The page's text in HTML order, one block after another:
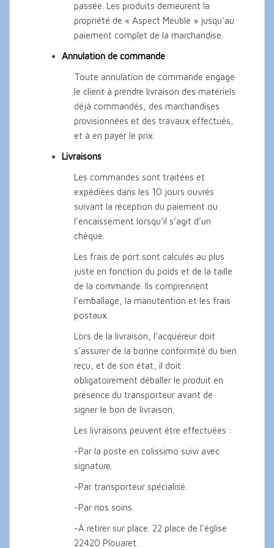
passée. Les produits demeurent la
propriété de « Aspect Meuble » jusqu’au
paiement complet de la marchandise.
Annulation de commande
Toute annulation de commande engage
le client à prendre livraison des matériels
déjà commandés, des marchandises
provisionnées et des travaux effectués,
et à en payer le prix.
Livraisons
Les commandes sont traitées et
expédiées dans les 10 jours ouvrés
suivant la réception du paiement ou
l’encaissement lorsqu’il s’agit d’un
chèque.
Les frais de port sont calculés au plus
juste en fonction du poids et de la taille
de la commande. Ils comprennent
l’emballage, la manutention et les frais
postaux.
Lors de la livraison, l’acquéreur doit
s’assurer de la bonne conformité du bien
reçu, et de son état, il doit
obligatoirement déballer le produit en
présence du transporteur avant de
signer le bon de livraison.
Les livraisons peuvent être effectuées :
-Par la poste en colissimo suivi avec
signature.
-Par transporteur spécialisé.
-Par nos soins.
-À retirer sur place. 22 place de l’église
22420 Plouaret.